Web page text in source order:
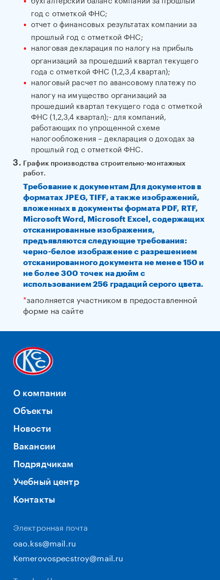
год с отметкой ФНС;
отчет о финансовых результатах компании за
прошлый год с отметкой ФНС;
налоговая декларация по налогу на прибыль
организаций за прошедший квартал текущего
года с отметкой ФНС (1,2,3,4 квартал);
налоговый расчет по авансовому платежу по
налогу на имущество организаций за
прошедший квартал текущего года с отметкой
ФНС (1,2,3,4 квартал);- для компаний,
работающих по упрощенной схеме
налогообложения – декларация о доходах за
прошлый год с отметкой ФНС.
График производства строительно-монтажных
работ.
Требование к документам Для документов в
форматах JPEG, TIFF, а также изображений,
вложенных в документы формата PDF, RTF,
Microsoft Word, Microsoft Excel, содержащих
отсканированные изображения,
предъявляются следующие требования:
черно-белое изображение с разрешением
отсканированного документа не менее 150 и
не более 300 точек на дюйм с
использованием 256 градаций серого цвета.
*заполняется участником в предоставленной
форме на сайте
О компании
Объекты
Новости
Вакансии
Подрядчикам
Учебный центр
Контакты
Электронная почта
oao.kss@mail.ru
Kemerovospecstroy@mail.ru